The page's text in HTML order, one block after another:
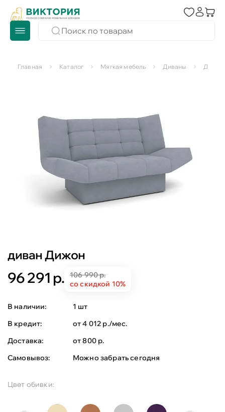
Главная Каталог Мягкая мебель Диваны
диван Дижон
96 291 р.
106 990 р.
со скидкой 10%
В наличии:
1 шт
В кредит:
от 4 012 р./мес.
Доставка:
от 800 р.
Самовывоз:
Можно забрать сегодня
Цвет обивки: